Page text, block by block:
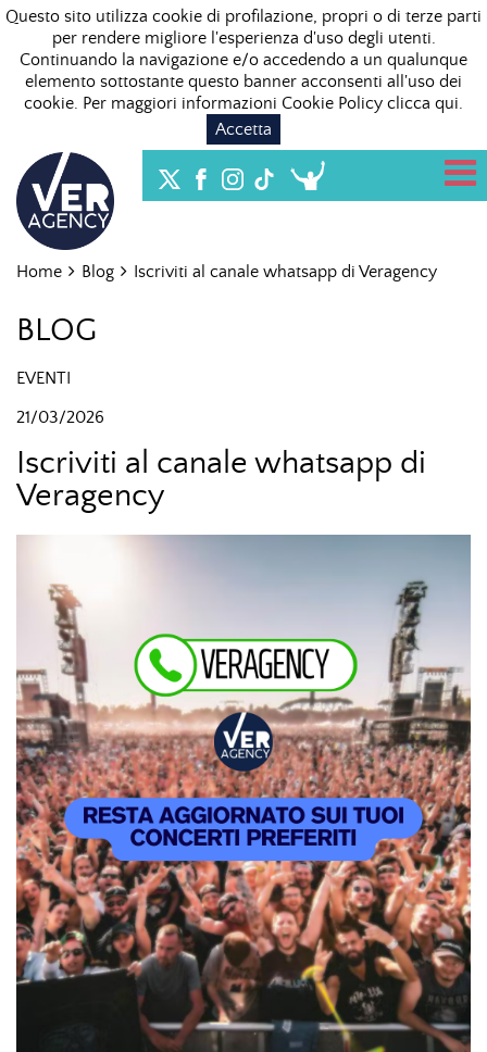
Questo sito utilizza cookie di profilazione, propri o di terze parti
per rendere migliore l'esperienza d'uso degli utenti.
Continuando la navigazione e/o accedendo a un qualunque
elemento sottostante questo banner acconsenti all'uso dei
cookie. Per maggiori informazioni Cookie Policy clicca qui.
Accetta
Home Blog Iscriviti al canale whatsapp di Veragency
BLOG
EVENTI
21/03/2026
Iscriviti al canale whatsapp di
Veragency